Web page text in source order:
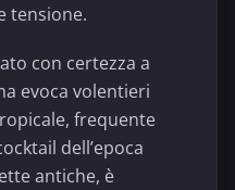
tensione.
con certezza a
evoca volentieri
frequente
dell’epoca
antiche, è